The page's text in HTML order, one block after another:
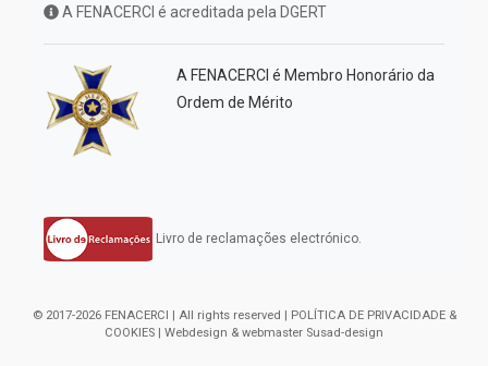
A FENACERCI é acreditada pela DGERT
A FENACERCI é Membro Honorário da
Ordem de Mérito
Livro de reclamações electrónico.
© 2017-2026 FENACERCI | All rights reserved | POLÍTICA DE PRIVACIDADE &
COOKIES | Webdesign & webmaster Susad-design